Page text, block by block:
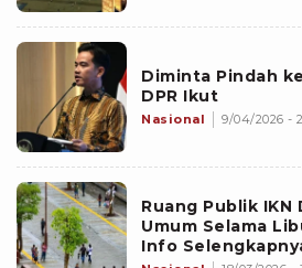
Diminta Pindah
DPR Ikut
Nasional 9/04/2026 -
Ruang Publik
Umum Selama
Info